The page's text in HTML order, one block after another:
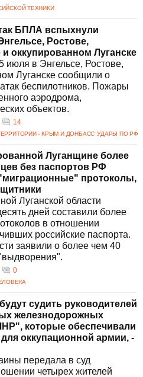
ТЕХНИКИ
БПЛА вспыхнули
Ростове,
и оккупированном Луганске
июля в Энгельсе, Ростове,
Луганске сообщили о
беспилотников. Пожары
аэродрома,
объектов.
14
- КРЫМ И ДОНБАСС УДАРЫ ПО РФ
Луганщине более
без паспортов РФ
протоколы,
Луганской области
дней составили более
в отношении
российские паспорта.
заявили о более чем 40
0
судить руководителей
железнодорожных
которые обеспечивали
оккупационной армии, -
передала в суд
четырех жителей